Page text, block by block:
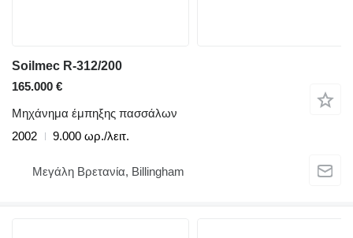
Soilmec R-312/200
165.000 €
Μηχάνημα έμπηξης πασσάλων
2002
9.000 ωρ./λειτ.
Μεγάλη Βρετανία, Billingham